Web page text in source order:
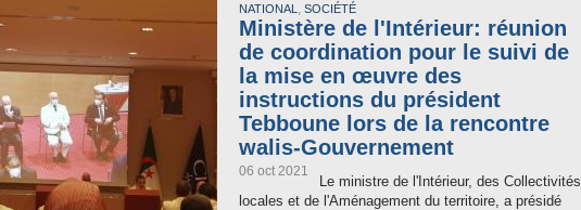
NATIONAL , SOCIÉTÉ
Ministère de l'Intérieur: réunion
de coordination pour le suivi de
la mise en œuvre des
instructions du président
Tebboune lors de la rencontre
walis-Gouvernement
06 oct 2021
Le ministre de l'Intérieur, des Collectivités
locales et de l'Aménagement du territoire, a présidé